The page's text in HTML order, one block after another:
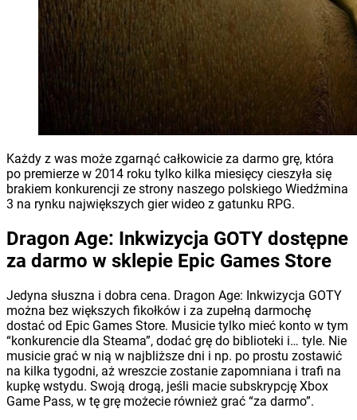
Każdy z was może zgarnąć całkowicie za darmo grę, która
po premierze w 2014 roku tylko kilka miesięcy cieszyła się
brakiem konkurencji ze strony naszego polskiego Wiedźmina
3 na rynku największych gier wideo z gatunku RPG.
Dragon Age: Inkwizycja GOTY dostępne
za darmo w sklepie Epic Games Store
Jedyna słuszna i dobra cena. Dragon Age: Inkwizycja GOTY
można bez większych fikołków i za zupełną darmochę
dostać od Epic Games Store. Musicie tylko mieć konto w tym
“konkurencie dla Steama”, dodać grę do biblioteki i… tyle. Nie
musicie grać w nią w najbliższe dni i np. po prostu zostawić
na kilka tygodni, aż wreszcie zostanie zapomniana i trafi na
kupkę wstydu. Swoją drogą, jeśli macie subskrypcję Xbox
Game Pass, w tę grę możecie również grać “za darmo”.